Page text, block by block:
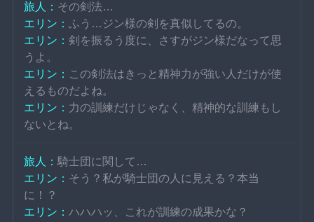
旅人： その剣法…
エリン：ふう…ジン様の剣を真似してるの。
エリン：剣を振るう度に、さすがジン様だなって思
うよ。
エリン： この剣法はきっと精神力が強い人だけが使
えるものだよね。
エリン： 力の訓練だけじゃなく、精神的な訓練もし
ないとね。
旅人：騎士団に関して…
エリン： そう？私が騎士団の人に見える？本当
に！？
エリン：ハハハッ、これが訓練の成果かな？